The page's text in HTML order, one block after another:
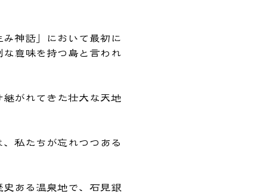
み神話」において最初に
意味を持つ島と言われ
がれてきた壮大な天地
私たちが忘れつつある
ある温泉地で、石見銀